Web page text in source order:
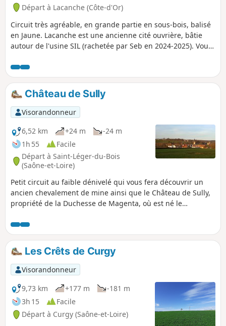
Départ à Lacanche (Côte-d'Or)
Circuit très agréable, en grande partie en sous-bois, balisé
en Jaune. Lacanche est une ancienne cité ouvrière, bâtie
autour de l'usine SIL (rachetée par Seb en 2024-2025). Vous
architecture particulière et peut-être visiter l'église (clé à
disposition à la Mairie).
Château de Sully
Visorandonneur
6,52 km
+24 m
-24 m
1h 55
Facile
Départ à Saint-Léger-du-Bois
(Saône-et-Loire)
Petit circuit au faible dénivelé qui vous fera découvrir un
ancien chevalement de mine ainsi que le Château de Sully,
propriété de la Duchesse de Magenta, où est né le
qui rejoint Saint-Léger-du-Bois.
Les Crêts de Curgy
Visorandonneur
9,73 km
+177 m
-181 m
3h 15
Facile
Départ à Curgy (Saône-et-Loire)